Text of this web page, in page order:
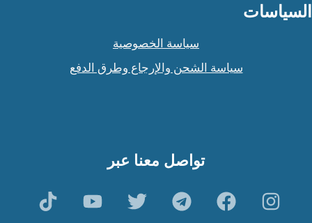
السياسات
سياسة الخصوصية
سياسة الشحن والإرجاع وطرق الدفع
تواصل معنا عبر